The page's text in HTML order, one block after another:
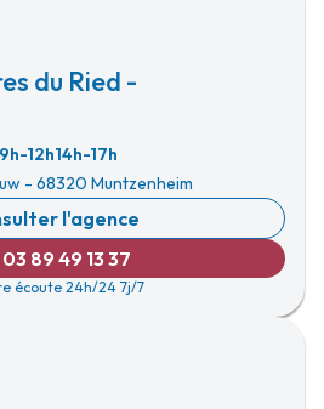
du Ried -
12h14h-17h
- 68320 Muntzenheim
l'agence
03 89 49 13 37
écoute 24h/24 7j/7